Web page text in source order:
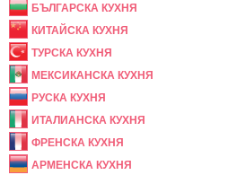
БЪЛГАРСКА КУХНЯ
КИТАЙСКА КУХНЯ
ТУРСКА КУХНЯ
МЕКСИКАНСКА КУХНЯ
РУСКА КУХНЯ
ИТАЛИАНСКА КУХНЯ
ФРЕНСКА КУХНЯ
АРМЕНСКА КУХНЯ